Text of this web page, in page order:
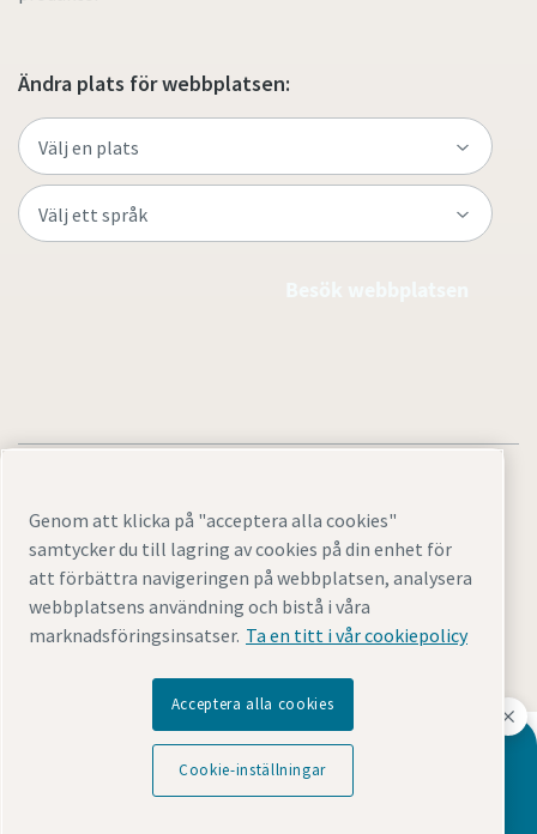
Vill du veta mer om våra dränkbara WEDA-
pumpar?
Ändra plats för webbplatsen:
Juridisk information och sekretessmeddelanden
Cookie-inställningarTillgänglighetWebbplatskarta
Upptäck hur Atlas Copco Group möjliggör teknik som
omvandlar framtiden.
Besök Atlas Copco Groups webbplats
Genom att klicka på "acceptera alla cookies"
samtycker du till lagring av cookies på din enhet för
att förbättra navigeringen på webbplatsen, analysera
webbplatsens användning och bistå i våra
marknadsföringsinsatser. Ta en titt i vår cookiepolicy
Acceptera alla cookies
Cookie-inställningar